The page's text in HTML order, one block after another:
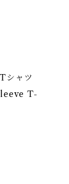
シャツ
T-